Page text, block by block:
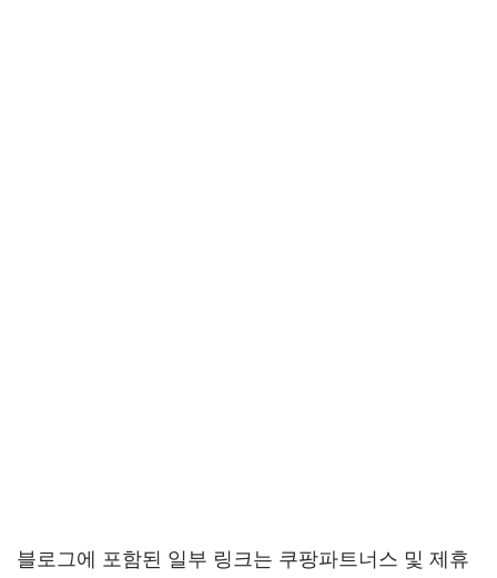
블로그에 포함된 일부 링크는 쿠팡파트너스 및 제휴